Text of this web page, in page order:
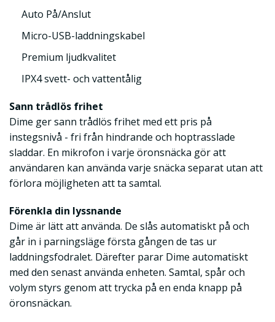
Auto På/Anslut
Micro-USB-laddningskabel
Premium ljudkvalitet
IPX4 svett- och vattentålig
Sann trådlös frihet
Dime ger sann trådlös frihet med ett pris på
instegsnivå - fri från hindrande och hoptrasslade
sladdar. En mikrofon i varje öronsnäcka gör att
användaren kan använda varje snäcka separat utan att
förlora möjligheten att ta samtal.
Förenkla din lyssnande
Dime är lätt att använda. De slås automatiskt på och
går in i parningsläge första gången de tas ur
laddningsfodralet. Därefter parar Dime automatiskt
med den senast använda enheten. Samtal, spår och
volym styrs genom att trycka på en enda knapp på
öronsnäckan.